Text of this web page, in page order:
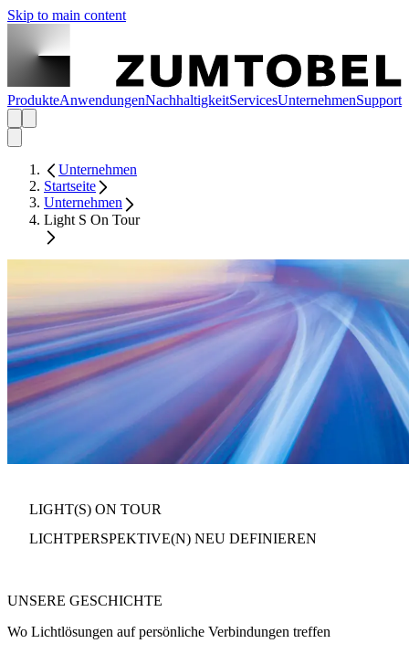
Skip to main content
ProdukteAnwendungenNachhaltigkeitServicesUnternehmenSupport
Unternehmen
Startseite
Unternehmen
Light S On Tour
LIGHT(S) ON TOUR
LICHTPERSPEKTIVE(N) NEU DEFINIEREN
UNSERE GESCHICHTE
Wo Lichtlösungen auf persönliche Verbindungen treffen